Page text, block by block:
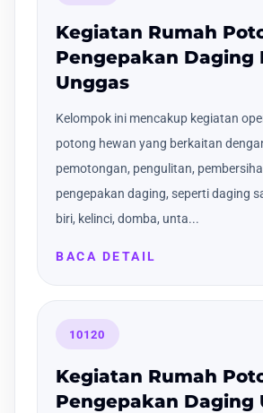
Kegiatan Rumah
Pengepakan Daging
Unggas
Kelompok ini mencakup kegiatan
potong hewan yang berkaitan
pemotongan, pengulitan,
pengepakan daging, seperti daging
biri, kelinci, domba, unta...
BACA DETAIL
10120
Kegiatan Rumah
Pengepakan Daging